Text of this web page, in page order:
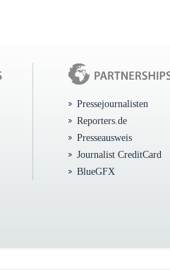
Pressejournalisten
Reporters.de
Presseausweis
Journalist CreditCard
BlueGFX